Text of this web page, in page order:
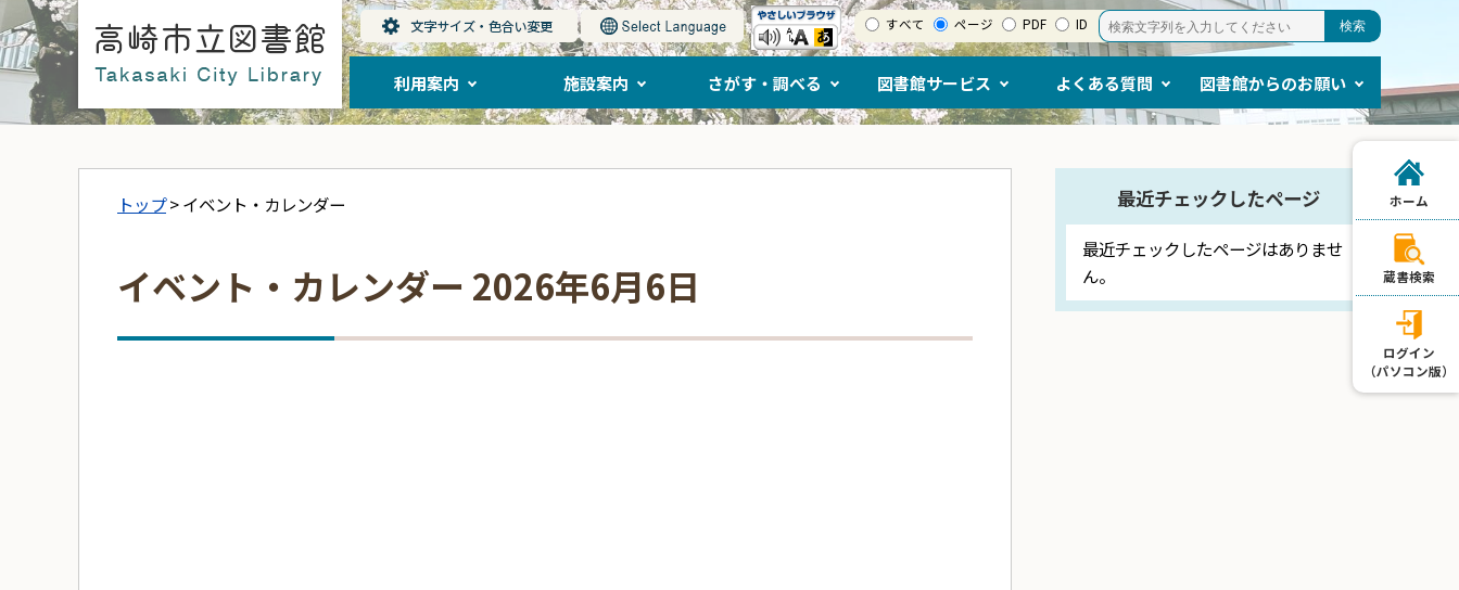
すべて ページ PDF ID
利用案内 施設案内 さがす・調べる 図書館サービス よくある質問 図書館からのお願い
トップ> イベント・カレンダー
イベント・カレンダー 2026年6月6日
最近チェックしたページ
最近チェックしたページはありませ
ん。
ホーム
蔵書検索
ログイン
（パソコン版）